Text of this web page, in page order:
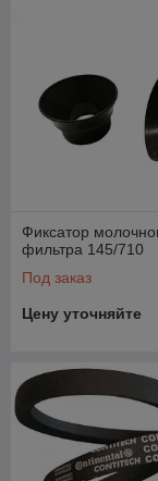
Фиксатор
фильтра 145/710
Под заказ
Цену уточняйте